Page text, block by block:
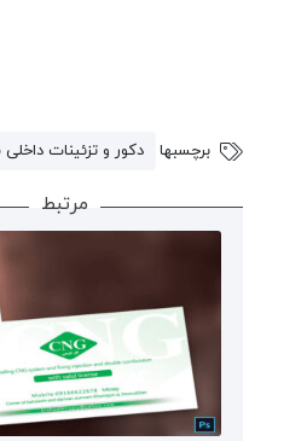
ها
خود
شوید.
برچسبها دکور و تزئینات
مرتبط